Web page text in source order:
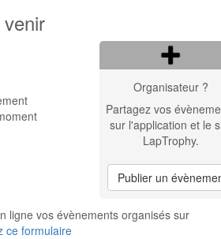
Organisateur ?
Partagez vos
sur l'application et le
LapTrophy.
Publier un
ligne vos évènements organisés sur
ce formulaire